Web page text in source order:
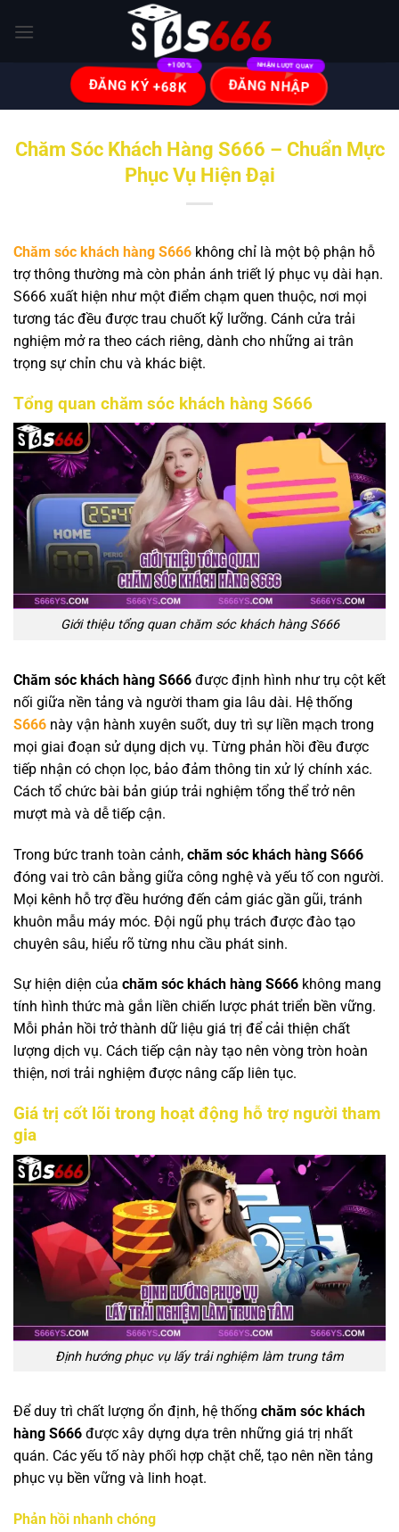
qua
ĐĂNG KÝ +68K ĐĂNG NHẬP
Chăm Sóc Khách Hàng S666 – Chuẩn Mực
Phục Vụ Hiện Đại
Chăm sóc khách hàng S666 không chỉ là một bộ phận hỗ
trợ thông thường mà còn phản ánh triết lý phục vụ dài hạn.
S666 xuất hiện như một điểm chạm quen thuộc, nơi mọi
tương tác đều được trau chuốt kỹ lưỡng. Cánh cửa trải
nghiệm mở ra theo cách riêng, dành cho những ai trân
trọng sự chỉn chu và khác biệt.
Tổng quan chăm sóc khách hàng S666
Giới thiệu tổng quan chăm sóc khách hàng S666
Chăm sóc khách hàng S666 được định hình như trụ cột kết
nối giữa nền tảng và người tham gia lâu dài. Hệ thống
S666 này vận hành xuyên suốt, duy trì sự liền mạch trong
mọi giai đoạn sử dụng dịch vụ. Từng phản hồi đều được
tiếp nhận có chọn lọc, bảo đảm thông tin xử lý chính xác.
Cách tổ chức bài bản giúp trải nghiệm tổng thể trở nên
mượt mà và dễ tiếp cận.
Trong bức tranh toàn cảnh, chăm sóc khách hàng S666
đóng vai trò cân bằng giữa công nghệ và yếu tố con người.
Mọi kênh hỗ trợ đều hướng đến cảm giác gần gũi, tránh
khuôn mẫu máy móc. Đội ngũ phụ trách được đào tạo
chuyên sâu, hiểu rõ từng nhu cầu phát sinh.
Sự hiện diện của chăm sóc khách hàng S666 không mang
tính hình thức mà gắn liền chiến lược phát triển bền vững.
Mỗi phản hồi trở thành dữ liệu giá trị để cải thiện chất
lượng dịch vụ. Cách tiếp cận này tạo nên vòng tròn hoàn
thiện, nơi trải nghiệm được nâng cấp liên tục.
Giá trị cốt lõi trong hoạt động hỗ trợ người tham
gia
Định hướng phục vụ lấy trải nghiệm làm trung tâm
Để duy trì chất lượng ổn định, hệ thống chăm sóc khách
hàng S666 được xây dựng dựa trên những giá trị nhất
quán. Các yếu tố này phối hợp chặt chẽ, tạo nên nền tảng
phục vụ bền vững và linh hoạt.
Phản hồi nhanh chóng